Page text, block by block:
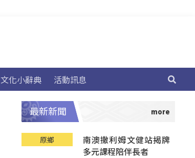
文化小辭典 活動訊息
最新新聞
原鄉
南澳撒利姆文健站揭牌
多元課程陪伴長者